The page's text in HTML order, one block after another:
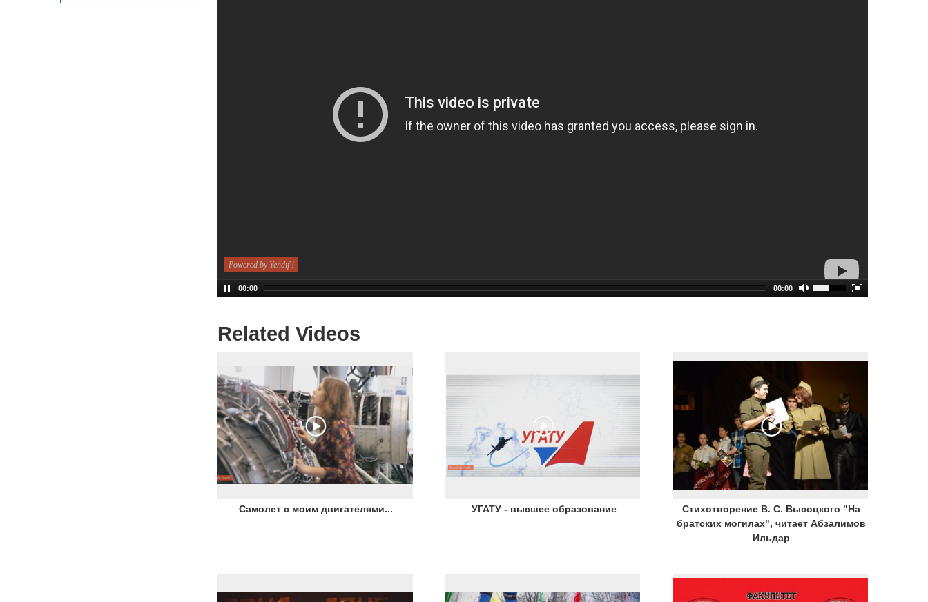
00:00 00:00
Powered by Yendif !
Related Videos
Самолет с моим двигателями... УГАТУ - высшее образование
Стихотворение В. С. Высоцкого "На
братских могилах", читает Абзалимов
Ильдар